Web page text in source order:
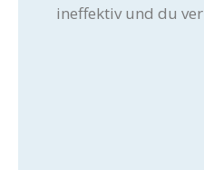
ineffektiv und du